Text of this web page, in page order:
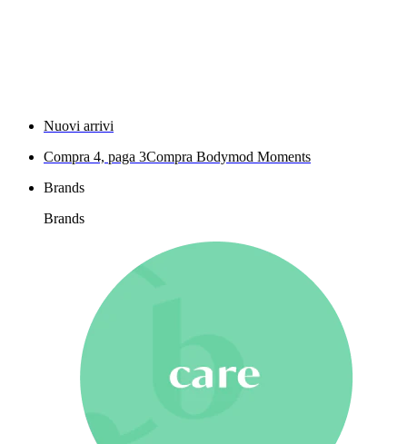
Nuovi arrivi
Compra 4, paga 3Compra Bodymod Moments
Brands
Brands